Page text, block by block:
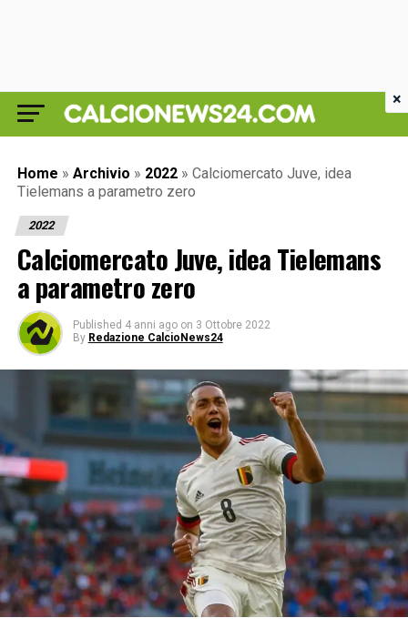
Home » Archivio » 2022 » Calciomercato Juve, idea
Tielemans a parametro zero
2022
Calciomercato Juve, idea Tielemans
a parametro zero
Published 4 anni ago on 3 Ottobre 2022
By Redazione CalcioNews24
×